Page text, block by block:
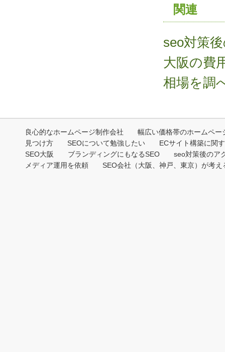
関連
seo対策
大阪の費
相場を調
良心的なホームページ制作会社
幅広い価格帯のホームペー
見つけ方
SEOについて勉強したい
ECサイト構築に関
SEO大阪
ブランディングにもなるSEO
seo対策後のア
メディア運用を依頼
SEO会社（大阪、神戸、東京）が考